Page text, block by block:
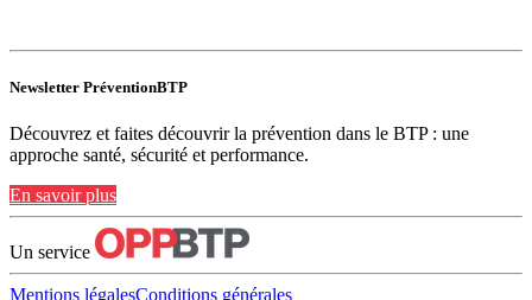
Newsletter PréventionBTP
Découvrez et faites découvrir la prévention dans le BTP : une
approche santé, sécurité et performance.
En savoir plus
Un service
Mentions légalesConditions générales